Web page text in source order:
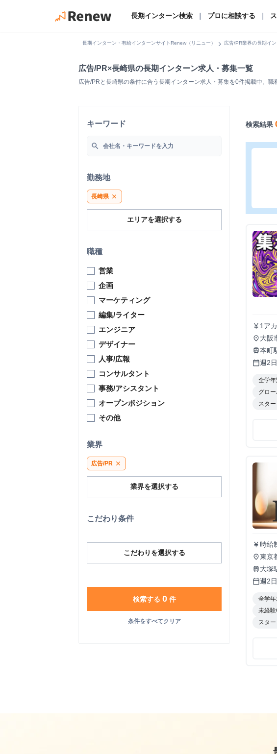
長期インターン検索 プロに相談する
長期インターン・有給インターンサイトRenew（リニュー） chevron_right 広告/PR業界の長期イ
広告/PR×長崎県の長期インターン求人・募集一覧
広告/PRと長崎県の条件に合う長期インターン求人・募集を0件掲載中。
キーワード
search
勤務地
長崎県 close
エリアを選択する
職種
営業
企画
マーケティング
編集/ライター
エンジニア
デザイナー
人事/広報
コンサルタント
事務/アシスタント
オープンポジション
その他
業界
広告/PR close
業界を選択する
こだわり条件
こだわりを選択する
検索する 0件
条件をすべてクリア
検索結果
currency_yen 1ア
セン
place 大阪
train本町
calendar_today週2
全学年
グロ
スタ
currency_yen時給
が女
place東京
train 大塚
calendar_today週2
全学年
未経
スタ